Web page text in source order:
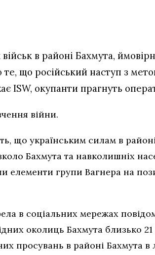
в районі Бахмута,
що російський наступ з
ISW, окупанти прагнуть
війни.
що українським силам в
Бахмута та навколишніх
елементи групи Вагнера на
в соціальних мережах
околиць Бахмута близько
просувань в районі Бахмута в